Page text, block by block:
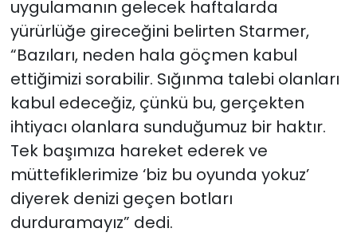
uygulamanın gelecek haftalarda
yürürlüğe gireceğini belirten Starmer,
“Bazıları, neden hala göçmen kabul
ettiğimizi sorabilir. Sığınma talebi olanları
kabul edeceğiz, çünkü bu, gerçekten
ihtiyacı olanlara sunduğumuz bir haktır.
Tek başımıza hareket ederek ve
müttefiklerimize ‘biz bu oyunda yokuz’
diyerek denizi geçen botları
durduramayız” dedi.